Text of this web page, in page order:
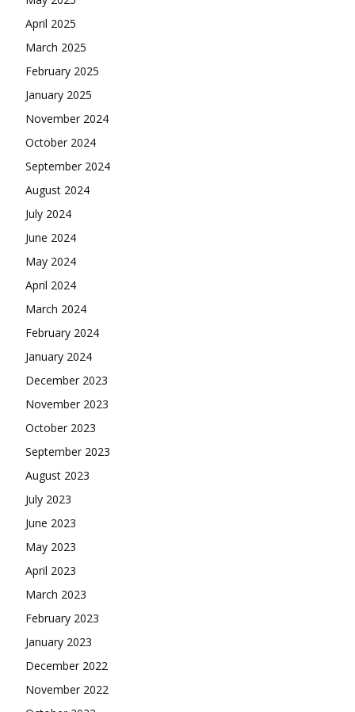
April 2025
March 2025
February 2025
January 2025
November 2024
October 2024
September 2024
August 2024
July 2024
June 2024
May 2024
April 2024
March 2024
February 2024
January 2024
December 2023
November 2023
October 2023
September 2023
August 2023
July 2023
June 2023
May 2023
April 2023
March 2023
February 2023
January 2023
December 2022
November 2022